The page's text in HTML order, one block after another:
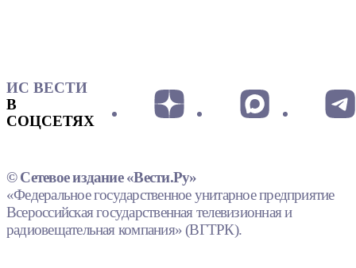
ИС ВЕСТИ
В
СОЦСЕТЯХ
© Сетевое издание «Вести.Ру»
«Федеральное государственное унитарное предприятие
Всероссийская государственная телевизионная и
радиовещательная компания» (ВГТРК).